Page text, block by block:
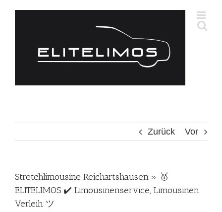
Zurück Vor
Stretchlimousine Reichartshausen » 🥇
ELITELIMOS ✔️ Limousinenservice, Limousinen
Verleih ツ